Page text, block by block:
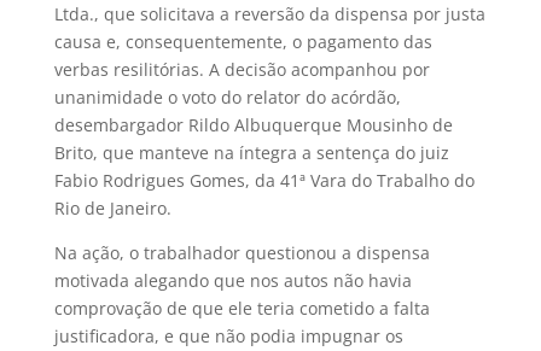
Ltda., que solicitava a reversão da dispensa por justa
causa e, consequentemente, o pagamento das
verbas resilitórias. A decisão acompanhou por
unanimidade o voto do relator do acórdão,
desembargador Rildo Albuquerque Mousinho de
Brito, que manteve na íntegra a sentença do juiz
Fabio Rodrigues Gomes, da 41ª Vara do Trabalho do
Rio de Janeiro.
Na ação, o trabalhador questionou a dispensa
motivada alegando que nos autos não havia
comprovação de que ele teria cometido a falta
justificadora, e que não podia impugnar os